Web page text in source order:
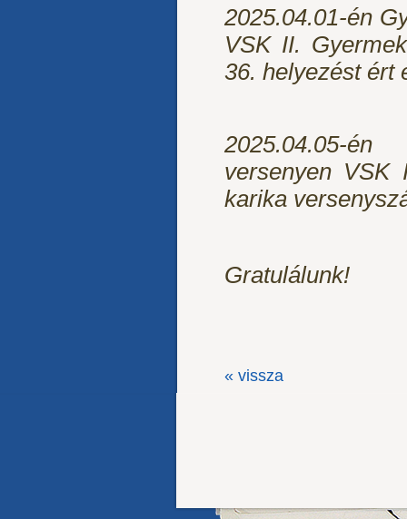
2025.04.01-én
VSK II.
36. helyezést ért
2025.04.05-
versenyen VSK
karika
Gratulálunk!
« vissza